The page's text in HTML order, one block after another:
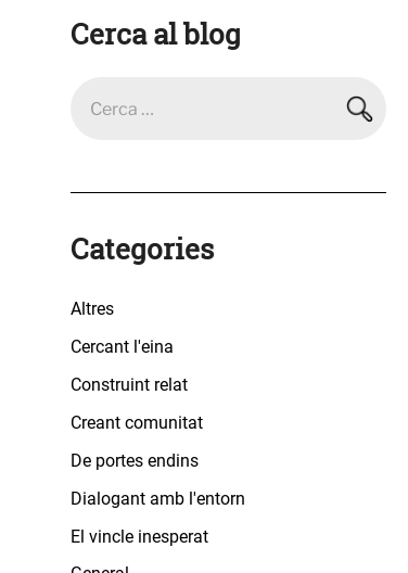
Cerca al blog
Categories
Altres
Cercant l'eina
Construint relat
Creant comunitat
De portes endins
Dialogant amb l'entorn
El vincle inesperat